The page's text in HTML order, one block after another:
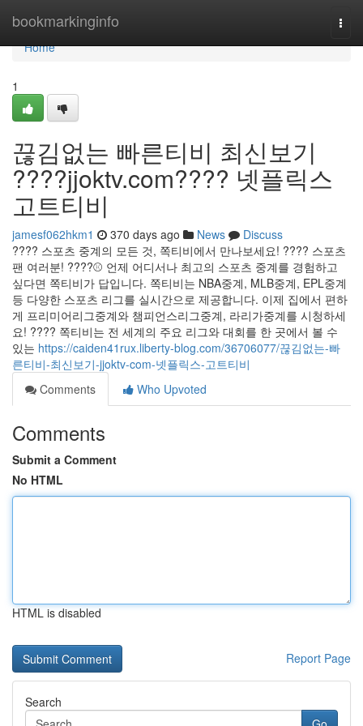
bookmarkinginfo
Home
Home
1
끊김없는 빠른티비 최신보기
????jjoktv.com???? 넷플릭스
고트티비
jamesf062hkm1 370 days ago News
Discuss
???? 스포츠 중계의 모든 것, 쪽티비에서 만나보세요! ???? 스포츠
팬 여러분! ????⚾ 언제 어디서나 최고의 스포츠 중계를 경험하고
싶다면 쪽티비가 답입니다. 쪽티비는 NBA중계, MLB중계, EPL중계
등 다양한 스포츠 리그를 실시간으로 제공합니다. 이제 집에서 편하
게 프리미어리그중계와 챔피언스리그중계, 라리가중계를 시청하세
요! ???? 쪽티비는 전 세계의 주요 리그와 대회를 한 곳에서 볼 수
있는 https://caiden41rux.liberty-blog.com/36706077/끊김없는-빠
른티비-최신보기-jjoktv-com-넷플릭스-고트티비
Comments
Who Upvoted
Comments
Submit a Comment
No HTML
HTML is disabled
Report Page
Search